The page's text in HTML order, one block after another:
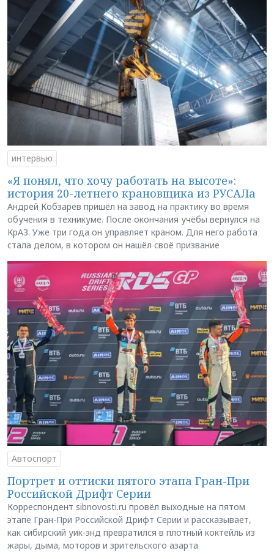
интервью
«Я понял, что хочу работать на высоте»:
история 20-летнего крановщика из РУСАЛа
Андрей Кобзарев пришёл на завод на практику во время
обучения в техникуме. После окончания учёбы вернулся на
КрАЗ. Уже три года он управляет краном. Для него работа
стала делом, в котором он нашёл своё призвание
Автоспорт
Портрет и оттиски пятого этапа Гран-При
Российской Дрифт Серии
Корреспондент sibnovosti.ru провёл выходные на пятом
этапе Гран-При Российской Дрифт Серии и рассказывает,
как сибирский уик-энд превратился в плотный коктейль из
жары, дыма, моторов и зрительского азарта